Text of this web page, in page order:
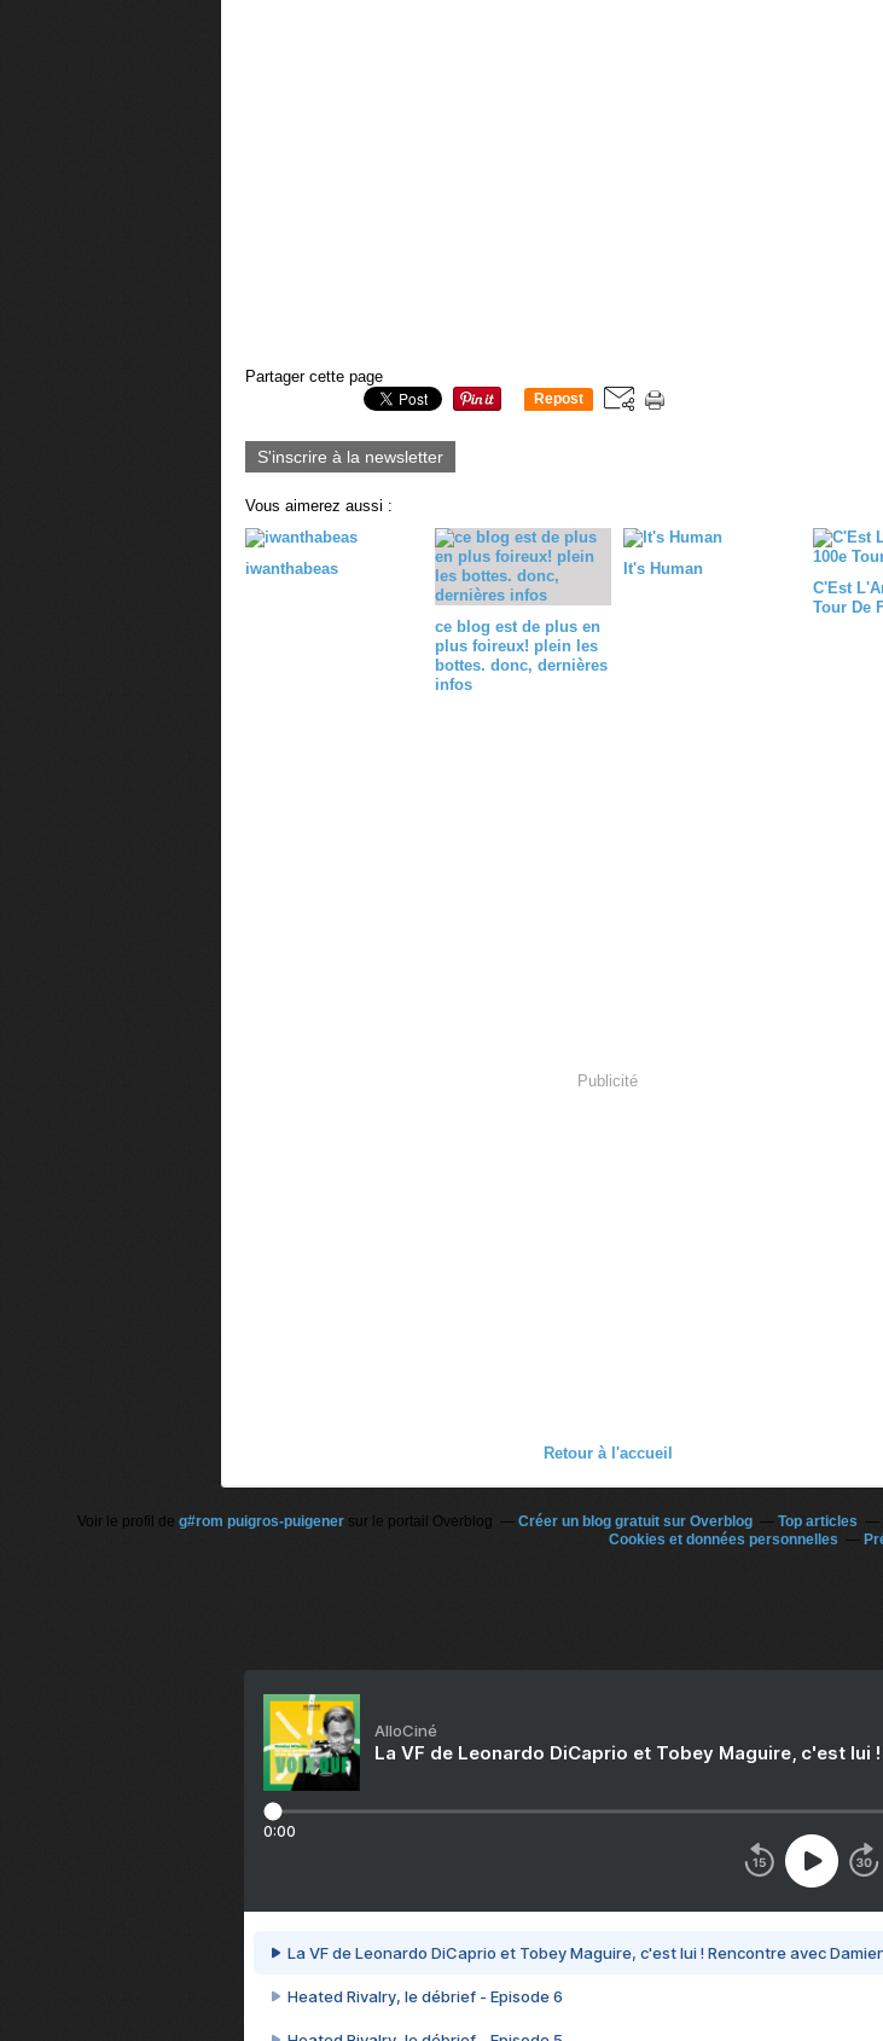
Partager cette page
Repost
S'inscrire à la newsletter
Vous aimerez aussi :
iwanthabeas
ce blog est de plus en
plus foireux! plein les
bottes. donc, dernières
infos
It's Human
C'Est
Tour De
Publicité
Retour à l'accueil
Voir le profil de g#rom puigros-puigener sur le portail Overblog Créer un blog gratuit sur Overblog Top articles
Cookies et données personnelles
AlloCiné
La VF de Leonardo DiCaprio et Tobey Maguire, c'est lui
0:00
La VF de Leonardo DiCaprio et Tobey Maguire, c'est lui ! Rencontre avec
Heated Rivalry, le débrief - Episode 6